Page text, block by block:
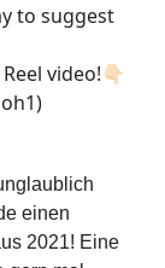
to suggest
video!👇🏻
einen
2021! Eine